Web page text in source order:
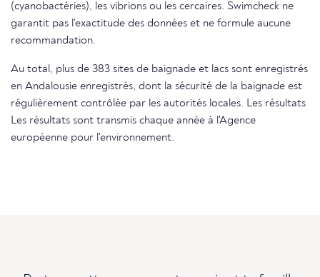
(cyanobactéries), les vibrions ou les cercaires. Swimcheck ne
garantit pas l'exactitude des données et ne formule aucune
recommandation.
Au total, plus de 383 sites de baignade et lacs sont enregistrés
en Andalousie enregistrés, dont la sécurité de la baignade est
régulièrement contrôlée par les autorités locales. Les résultats
Les résultats sont transmis chaque année à l'Agence
européenne pour l'environnement.